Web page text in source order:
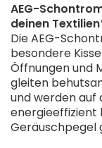
AEG-
deinen
Die AEG-
besondere
Öffnungen und
gleiten
und werden auf
energieeffizient
Geräuschpegel